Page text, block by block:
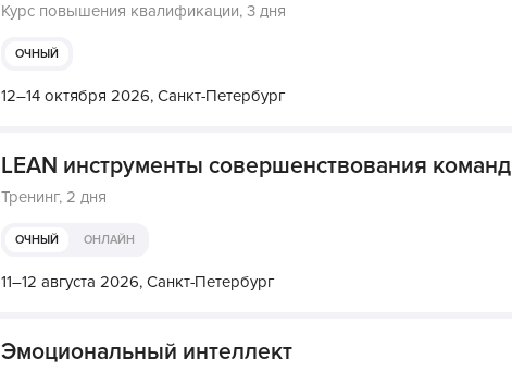
Курс повышения квалификации,3 дня
ОЧНЫЙ
12–14 октября 2026,Санкт-Петербург
LEAN инструменты совершенствования команд
Тренинг,2 дня
ОЧНЫЙ ОНЛАЙН
11–12 августа 2026,Санкт-Петербург
Эмоциональный интеллект